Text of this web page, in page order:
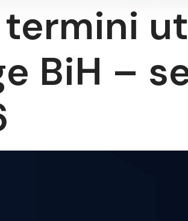
BiH –